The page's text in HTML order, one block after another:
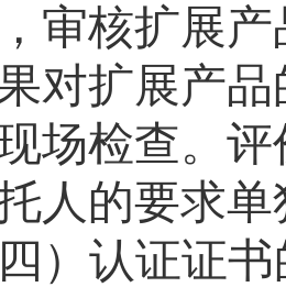
审核扩展
对扩展产
场检查。
人的要求
四）认证证